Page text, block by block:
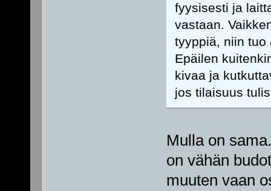
fyysisesti ja
vastaan.
tyyppiä, niin tuo
Epäilen
kivaa ja
jos tilaisuus
Mulla on
on vähän
muuten vaan